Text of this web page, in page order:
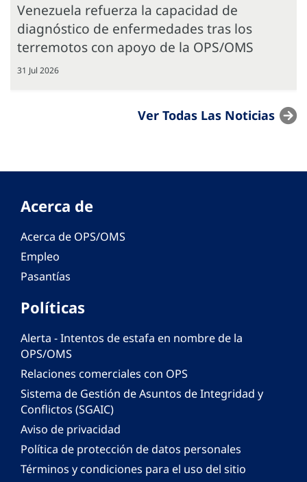
Venezuela refuerza la capacidad de
diagnóstico de enfermedades tras los
terremotos con apoyo de la OPS/OMS
31 Jul 2026
Ver Todas Las Noticias
Acerca de
Acerca de OPS/OMS
Empleo
Pasantías
Políticas
Alerta - Intentos de estafa en nombre de la
OPS/OMS
Relaciones comerciales con OPS
Sistema de Gestión de Asuntos de Integridad y
Conflictos (SGAIC)
Aviso de privacidad
Política de protección de datos personales
Términos y condiciones para el uso del sitio